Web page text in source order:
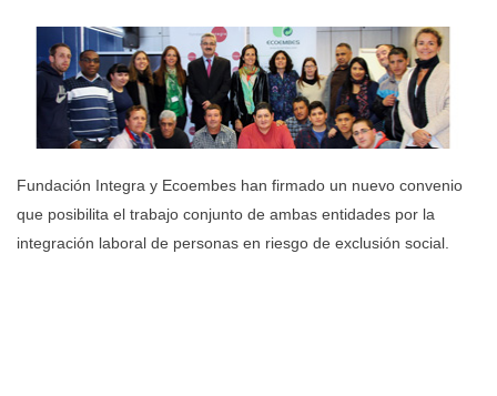
Fundación Integra y Ecoembes han firmado un nuevo convenio
que posibilita el trabajo conjunto de ambas entidades por la
integración laboral de personas en riesgo de exclusión social.